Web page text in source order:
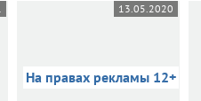
13.05.2020
На правах рекламы 12+